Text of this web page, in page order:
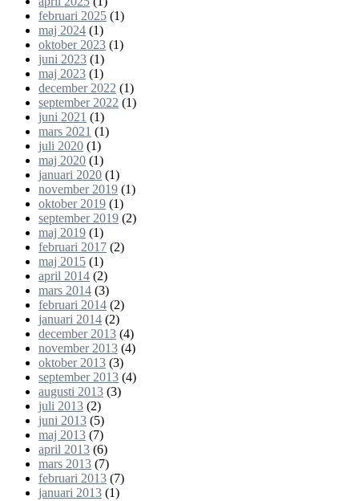
februari 2025 (1)
maj 2024 (1)
oktober 2023 (1)
juni 2023 (1)
maj 2023 (1)
december 2022 (1)
september 2022 (1)
juni 2021 (1)
mars 2021 (1)
juli 2020 (1)
maj 2020 (1)
januari 2020 (1)
november 2019 (1)
oktober 2019 (1)
september 2019 (2)
maj 2019 (1)
februari 2017 (2)
maj 2015 (1)
april 2014 (2)
mars 2014 (3)
februari 2014 (2)
januari 2014 (2)
december 2013 (4)
november 2013 (4)
oktober 2013 (3)
september 2013 (4)
augusti 2013 (3)
juli 2013 (2)
juni 2013 (5)
maj 2013 (7)
april 2013 (6)
mars 2013 (7)
februari 2013 (7)
januari 2013 (1)